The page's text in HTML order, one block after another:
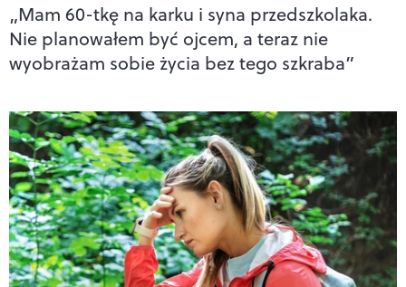
„Mam 60-tkę na karku i syna przedszkolaka.
Nie planowałem być ojcem, a teraz nie
wyobrażam sobie życia bez tego szkraba”